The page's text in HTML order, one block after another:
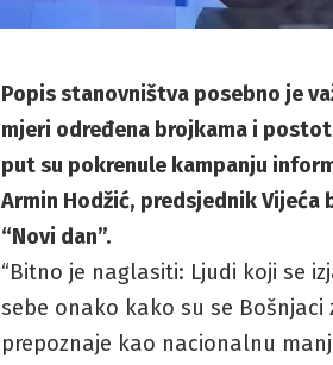
Popis stanovništva posebno je
mjeri određena brojkama i
put su pokrenule kampanju
Armin Hodžić, predsjednik Vijeća
“Novi dan”.
“Bitno je naglasiti: Ljudi koji se
sebe onako kako su se Bošnjaci
prepoznaje kao nacionalnu